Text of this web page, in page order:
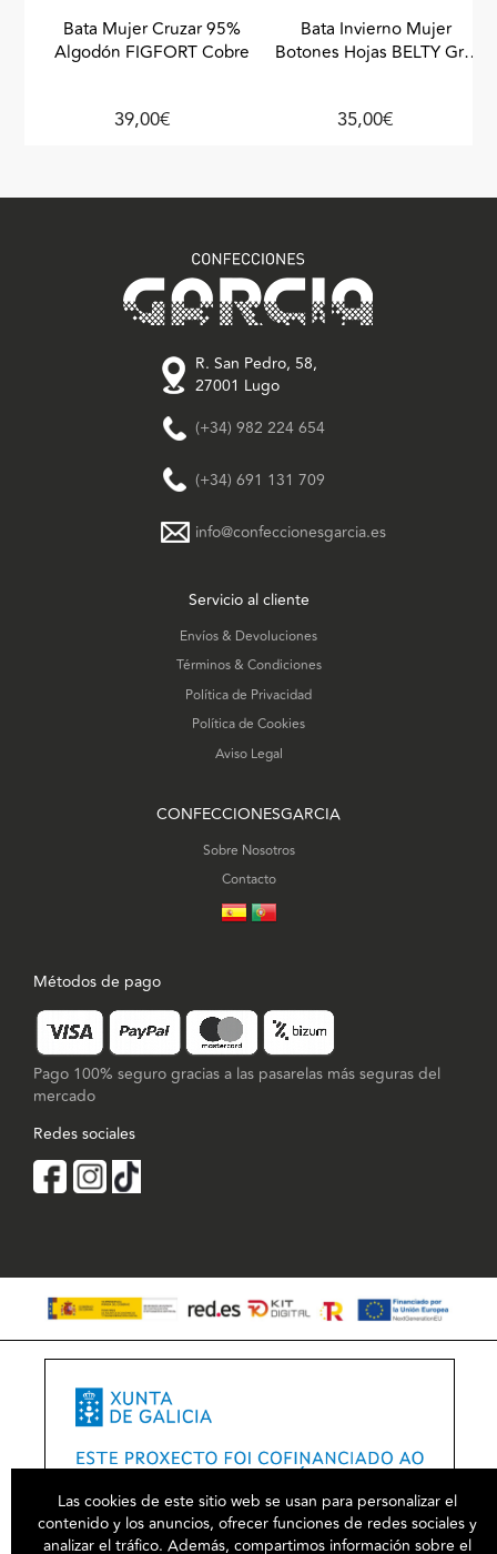
Bata Mujer Cruzar 95%
Algodón FIGFORT Cobre
39,00€
Bata Invierno Mujer
Botones Hojas BELTY Gris
35,00€
Las cookies de este sitio web se usan para personalizar el
contenido y los anuncios, ofrecer funciones de redes sociales y
analizar el tráfico. Además, compartimos información sobre el
R. San Pedro, 58,
27001 Lugo
(+34) 982 224 654
(+34) 691 131 709
info@confeccionesgarcia.es
Servicio al cliente
Envíos & Devoluciones
Términos & Condiciones
Política de Privacidad
Política de Cookies
Aviso Legal
CONFECCIONESGARCIA
Sobre Nosotros
Contacto
Métodos de pago
Pago 100% seguro gracias a las pasarelas más seguras del
mercado
Redes sociales